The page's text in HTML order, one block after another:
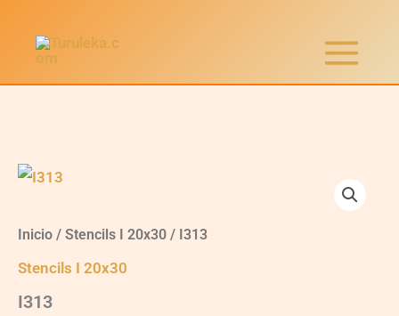
contenido
Inicio / Stencils I 20x30 / I313
Stencils I 20x30
I313
I313